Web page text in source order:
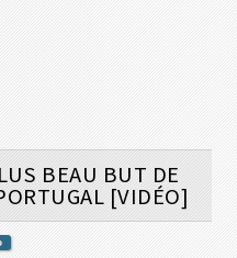
BEAU BUT DE
[VIDÉO]